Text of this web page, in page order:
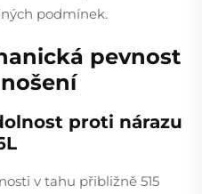
podmínek.
pevnost
proti nárazu
v tahu přibližně 515